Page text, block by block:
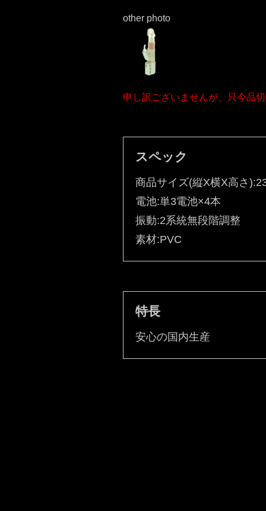
other photo
申し訳ございませんが、只今品
スペック
商品サイズ(縦X横X高さ
電池:単3電池×4本
振動:2系統無段階調整
素材:PVC
特長
安心の国内生産